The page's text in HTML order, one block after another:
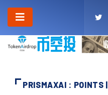
PRISMAXAI : POINTS |